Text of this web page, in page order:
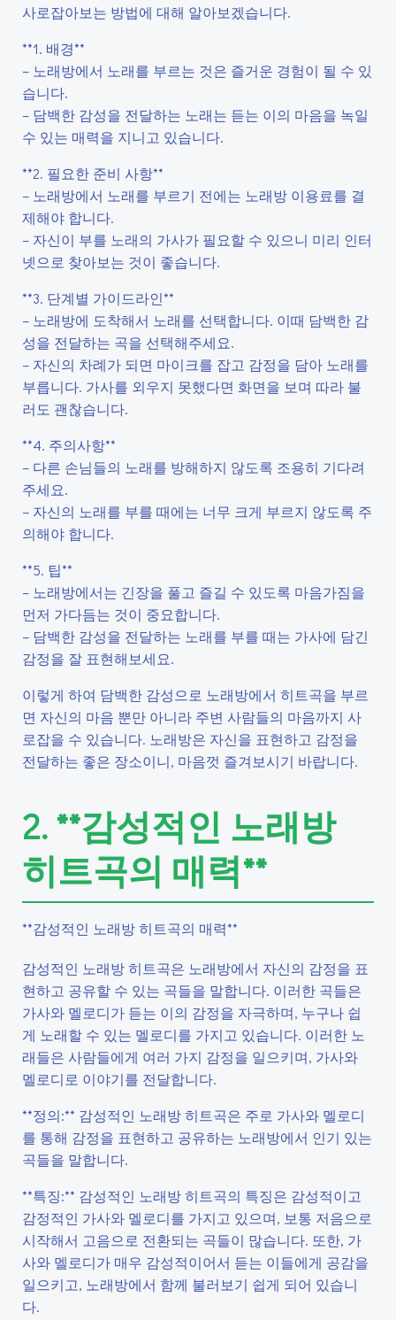
사로잡아보는 방법에 대해 알아보겠습니다.
**1. 배경**
– 노래방에서 노래를 부르는 것은 즐거운 경험이 될 수 있
습니다.
– 담백한 감성을 전달하는 노래는 듣는 이의 마음을 녹일
수 있는 매력을 지니고 있습니다.
**2. 필요한 준비 사항**
– 노래방에서 노래를 부르기 전에는 노래방 이용료를 결
제해야 합니다.
– 자신이 부를 노래의 가사가 필요할 수 있으니 미리 인터
넷으로 찾아보는 것이 좋습니다.
**3. 단계별 가이드라인**
– 노래방에 도착해서 노래를 선택합니다. 이때 담백한 감
성을 전달하는 곡을 선택해주세요.
– 자신의 차례가 되면 마이크를 잡고 감정을 담아 노래를
부릅니다. 가사를 외우지 못했다면 화면을 보며 따라 불
러도 괜찮습니다.
**4. 주의사항**
– 다른 손님들의 노래를 방해하지 않도록 조용히 기다려
주세요.
– 자신의 노래를 부를 때에는 너무 크게 부르지 않도록 주
의해야 합니다.
**5. 팁**
– 노래방에서는 긴장을 풀고 즐길 수 있도록 마음가짐을
먼저 가다듬는 것이 중요합니다.
– 담백한 감성을 전달하는 노래를 부를 때는 가사에 담긴
감정을 잘 표현해보세요.
이렇게 하여 담백한 감성으로 노래방에서 히트곡을 부르
면 자신의 마음 뿐만 아니라 주변 사람들의 마음까지 사
로잡을 수 있습니다. 노래방은 자신을 표현하고 감정을
전달하는 좋은 장소이니, 마음껏 즐겨보시기 바랍니다.
2. **감성적인 노래방
히트곡의 매력**
**감성적인 노래방 히트곡의 매력**
감성적인 노래방 히트곡은 노래방에서 자신의 감정을 표
현하고 공유할 수 있는 곡들을 말합니다. 이러한 곡들은
가사와 멜로디가 듣는 이의 감정을 자극하며, 누구나 쉽
게 노래할 수 있는 멜로디를 가지고 있습니다. 이러한 노
래들은 사람들에게 여러 가지 감정을 일으키며, 가사와
멜로디로 이야기를 전달합니다.
**정의:** 감성적인 노래방 히트곡은 주로 가사와 멜로디
를 통해 감정을 표현하고 공유하는 노래방에서 인기 있는
곡들을 말합니다.
**특징:** 감성적인 노래방 히트곡의 특징은 감성적이고
감정적인 가사와 멜로디를 가지고 있으며, 보통 저음으로
시작해서 고음으로 전환되는 곡들이 많습니다. 또한, 가
사와 멜로디가 매우 감성적이어서 듣는 이들에게 공감을
일으키고, 노래방에서 함께 불러보기 쉽게 되어 있습니
다.